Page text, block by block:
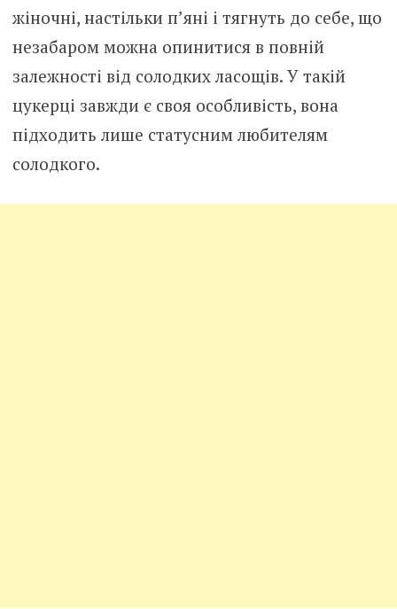
жіночні, настільки п’яні і тягнуть до себе, що
незабаром можна опинитися в повній
залежності від солодких ласощів. У такій
цукерці завжди є своя особливість, вона
підходить лише статусним любителям
солодкого.